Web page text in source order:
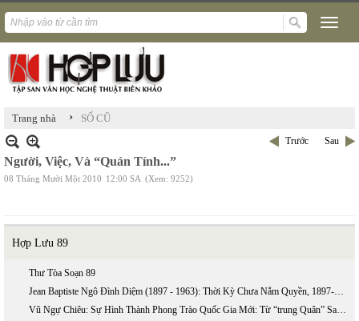
Trang nhà › SỐ CŨ
Trước Sau
Người, Việc, Và “Quán Tính...”
08 Tháng Mười Một 2010 12:00 SA (Xem: 9252)
Hợp Lưu 89
Thư Tòa Soạn 89
Jean Baptiste Ngô Đình Diệm (1897 - 1963): Thời Kỳ Chưa Nắm Quyền, 1897-1954 (phần 2)
Vũ Ngự Chiêu: Sự Hình Thành Phong Trào Quốc Gia Mới: Từ “trung Quân” Sang “ái Quốc”